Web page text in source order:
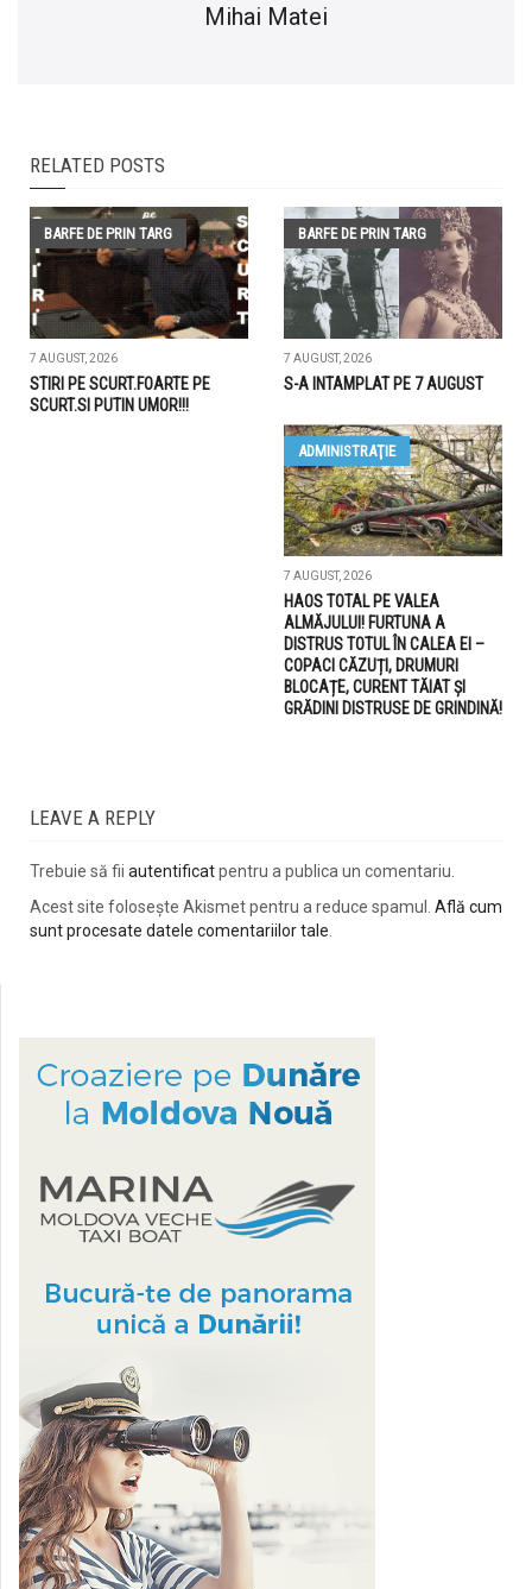
Mihai Matei
RELATED POSTS
BARFE DE PRIN TARG
7 AUGUST, 2026
STIRI PE SCURT.FOARTE PE
SCURT.SI PUTIN UMOR!!!
BARFE DE PRIN TARG
7 AUGUST, 2026
S-A INTAMPLAT PE 7 AUGUST
ADMINISTRAŢIE
7 AUGUST, 2026
HAOS TOTAL PE VALEA
ALMĂJULUI! FURTUNA A
DISTRUS TOTUL ÎN CALEA EI –
COPACI CĂZUȚI, DRUMURI
BLOCAȚE, CURENT TĂIAT ȘI
GRĂDINI DISTRUSE DE GRINDINĂ!
LEAVE A REPLY
Trebuie să fii autentificatpentru a publica un comentariu.
Acest site folosește Akismet pentru a reduce spamul. Află cum
sunt procesate datele comentariilor tale